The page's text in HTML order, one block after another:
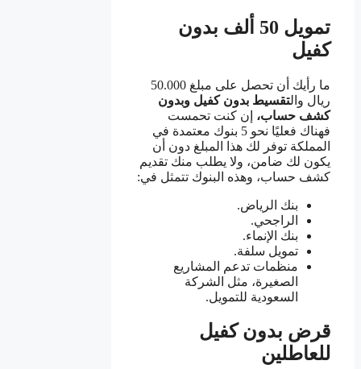
تمويل 50 ألف بدون
كفيل
ما رأيك أن تحصل على مبلغ 50.000
ريال والتقسيط بدون كفيل وبدون
كشف حساب، إن كنت تحمست
فهناك فعليًا نحو 5 بنوك معتمدة في
المملكة توفر لك هذا المبلغ دون أن
يكون لك ضامن، ولا يطلب منك تقديم
كشف حساب، وهذه البنوك تتمثل في:
بنك الرياض.
الراجحي.
بنك الإنماء.
تمويل سلفة.
منظمات تدعم المشاريع
الصغيرة، مثل الشركة
السعودية للتمويل.
قرض بدون كفيل
للعاطلين